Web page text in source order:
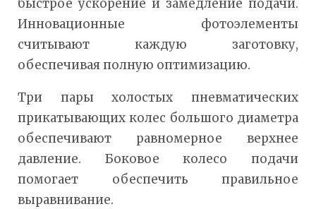
быстрое ускорение и замедление подачи.
Инновационные фотоэлементы
считывают каждую заготовку,
обеспечивая полную оптимизацию.
Три пары холостых пневматических
прикатывающих колес большого диаметра
обеспечивают равномерное верхнее
давление. Боковое колесо подачи
помогает обеспечить правильное
выравнивание.